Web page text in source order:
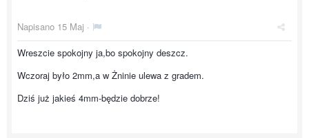
Napisano 15 Maj ·
Wreszcie spokojny ja,bo spokojny deszcz.
Wczoraj było 2mm,a w Żninie ulewa z gradem.
Dziś już jakieś 4mm-będzie dobrze!